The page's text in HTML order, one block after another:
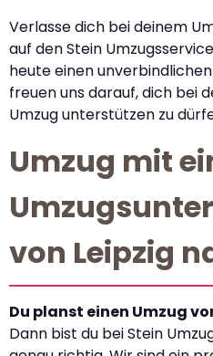
Verlasse dich bei deinem
auf den Stein
heute einen
freuen uns darauf, dich bei
Umzug unterstützen zu
Umzug mit
von Leipzig
Du planst einen Umzug
Dann bist du bei Stein